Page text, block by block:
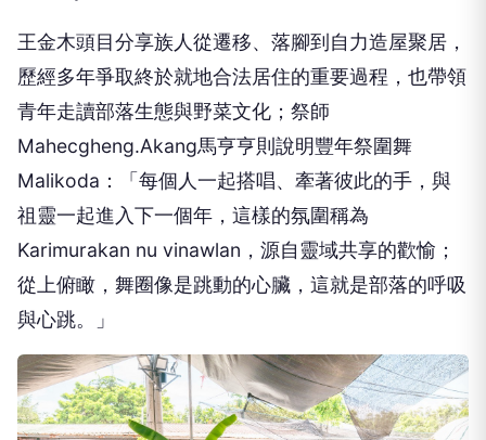
王金木頭目分享族人從遷移、落腳到自力造屋聚居，
歷經多年爭取終於就地合法居住的重要過程，也帶領
青年走讀部落生態與野菜文化；祭師
Mahecgheng.Akang馬亨亨則說明豐年祭圍舞
Malikoda：「每個人一起搭唱、牽著彼此的手，與
祖靈一起進入下一個年，這樣的氛圍稱為
Karimurakan nu vinawlan，源自靈域共享的歡愉；
從上俯瞰，舞圈像是跳動的心臟，這就是部落的呼吸
與心跳。」